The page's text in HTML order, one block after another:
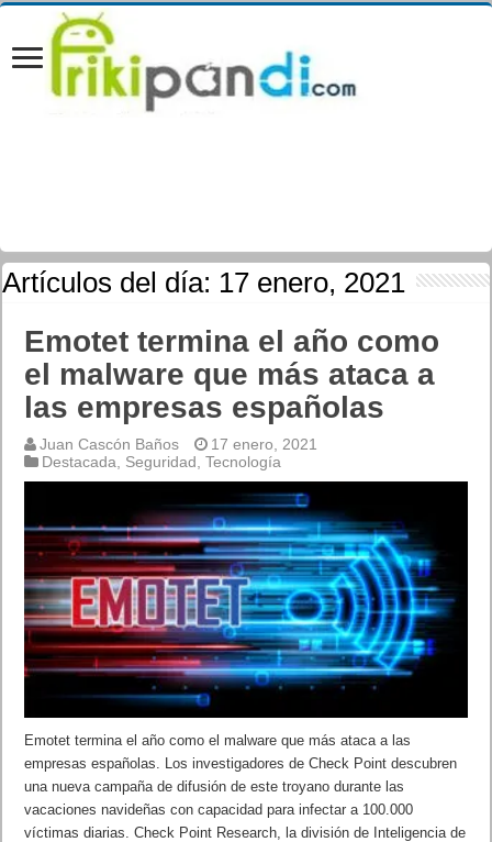
Artículos del día: 17 enero, 2021
Emotet termina el año como
el malware que más ataca a
las empresas españolas
Juan Cascón Baños
17 enero, 2021
Destacada
Seguridad ,Tecnología
Emotet termina el año como el malware que más ataca a las
empresas españolas. Los investigadores de Check Point descubren
una nueva campaña de difusión de este troyano durante las
vacaciones navideñas con capacidad para infectar a 100.000
víctimas diarias. Check Point Research, la división de Inteligencia de